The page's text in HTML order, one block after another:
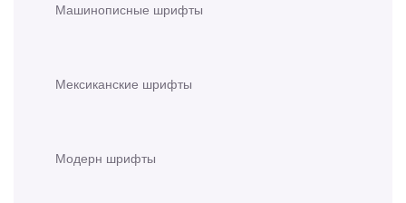
Машинописные шрифты
Мексиканские шрифты
Модерн шрифты